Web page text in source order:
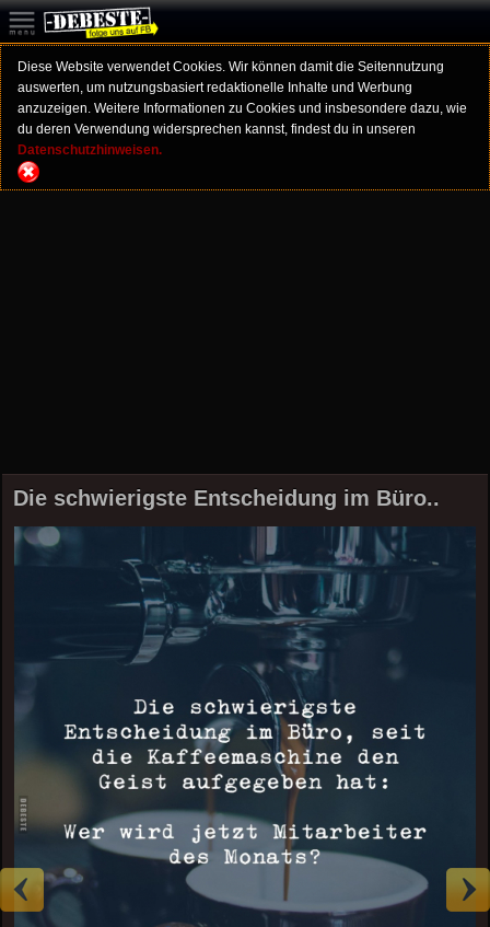
Diese Website verwendet Cookies. Wir können damit die Seitennutzung
auswerten, um nutzungsbasiert redaktionelle Inhalte und Werbung
anzuzeigen. Weitere Informationen zu Cookies und insbesondere dazu, wie
du deren Verwendung widersprechen kannst, findest du in unseren
Datenschutzhinweisen.
Die schwierigste Entscheidung im Büro..